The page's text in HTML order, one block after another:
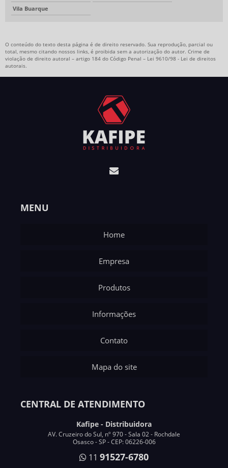
Vila Buarque
O conteúdo do texto desta página é de direito reservado. Sua reprodução, parcial ou
total, mesmo citando nossos links, é proibida sem a autorização do autor. Crime de
violação de direito autoral – artigo 184 do Código Penal – Lei 9610/98 - Lei de direitos
autorais.
MENU
Home
Empresa
Produtos
Informações
Contato
Mapa do site
CENTRAL DE ATENDIMENTO
Kafipe - Distribuidora
AV. Cruzeiro do Sul, nº 970 - Sala 02 - Rochdale
Osasco - SP - CEP: 06226-006
11 91527-6780